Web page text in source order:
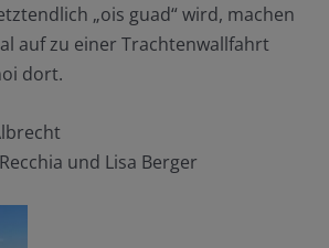
„ois guad“ wird, machen
auf zu einer Trachtenwallfahrt
dort.
und Lisa Berger